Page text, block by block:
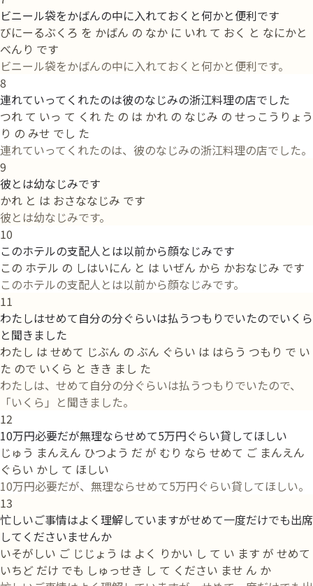
ビニール袋をかばんの中に入れておくと何かと便利です
びにーるぶくろ を かばん の なか に いれ て おく と なにかと
べんり です
ビニール袋をかばんの中に入れておくと何かと便利です。
8
連れていってくれたのは彼のなじみの浙江料理の店でした
つれ て いっ て くれ た の は かれ の なじみ の せっこうりょう
り の みせ でし た
連れていってくれたのは、彼のなじみの浙江料理の店でした。
9
彼とは幼なじみです
かれ と は おさななじみ です
彼とは幼なじみです。
10
このホテルの支配人とは以前から顔なじみです
この ホテル の しはいにん と は いぜん から かおなじみ です
このホテルの支配人とは以前から顔なじみです。
11
わたしはせめて自分の分ぐらいは払うつもりでいたのでいくら
と聞きました
わたし は せめて じぶん の ぶん ぐらい は はらう つもり で い
た ので いくら と きき まし た
わたしは、せめて自分の分ぐらいは払うつもりでいたので、
「いくら」と聞きました。
12
10万円必要だが無理ならせめて5万円ぐらい貸してほしい
じゅう まんえん ひつよう だ が むり なら せめて ご まんえん
ぐらい かし て ほしい
10万円必要だが、無理ならせめて5万円ぐらい貸してほしい。
13
忙しいご事情はよく理解していますがせめて一度だけでも出席
してくださいませんか
いそがしい ご じじょう は よく りかい し て い ます が せめて
いちど だけ でも しゅっせき し て ください ませ ん か